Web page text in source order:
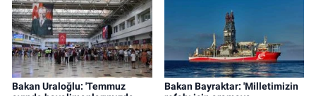
Bakan Uraloğlu: 'Temmuz
Bakan Bayraktar: 'Milletimizin